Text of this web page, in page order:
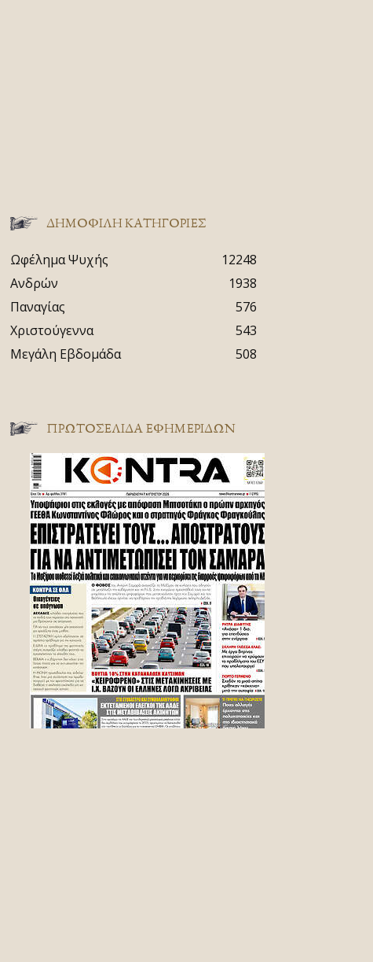
ΔΗΜΟΦΙΛΗ ΚΑΤΗΓΟΡΙΕΣ
Ωφέλημα Ψυχής
12248
Ανδρών
1938
Παναγίας
576
Χριστούγεννα
543
Μεγάλη Εβδομάδα
508
ΠΡΩΤΟΣΈΛΙΔΑ ΕΦΗΜΕΡΊΔΩΝ